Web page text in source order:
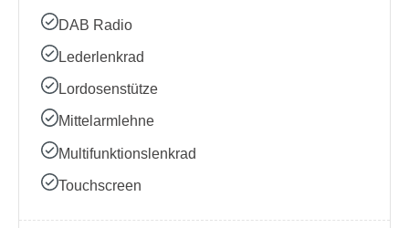
DAB Radio
Lederlenkrad
Lordosenstütze
Mittelarmlehne
Multifunktionslenkrad
Touchscreen